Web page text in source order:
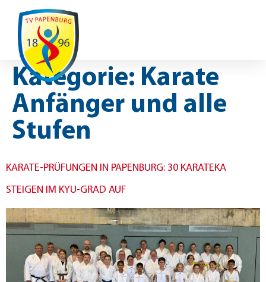
Ausfälle / Änderungen
Kategorie: Karate
Anfänger und alle
Stufen
KARATE-PRÜFUNGEN IN PAPENBURG: 30 KARATEKA
STEIGEN IM KYU-GRAD AUF